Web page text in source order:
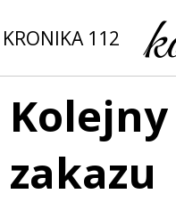
KRONIKA 112
zakazu